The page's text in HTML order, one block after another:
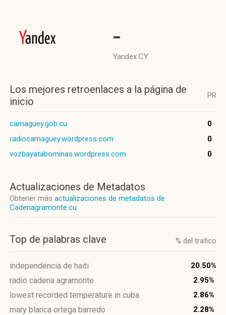
-
Yandex CY
Los mejores retroenlaces a la página de
inicio
PR
camaguey.gob.cu
0
radiocamaguey.wordpress.com
0
vozbayatabominas.wordpress.com
0
Actualizaciones de Metadatos
Obtener más actualizaciones de metadatos de
Cadenagramonte.cu
Top de palabras clave % del trafico
independencia de haiti 20.50%
radio cadena agramonte 2.95%
lowest recorded temperature in cuba 2.86%
mary blanca ortega barredo 2.28%